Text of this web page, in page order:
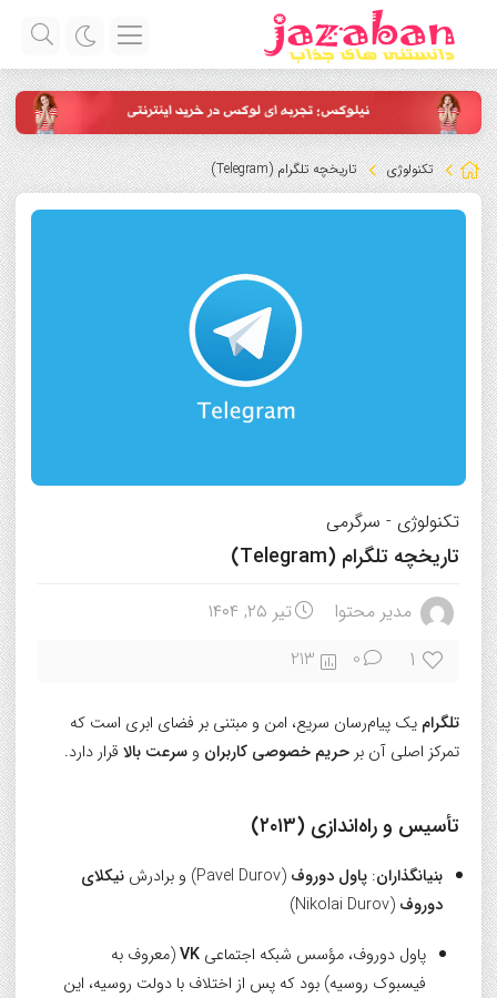
تکنولوژی تاریخچه تلگرام (Telegram)
تکنولوژی - سرگرمی
تاریخچه تلگرام (Telegram)
مدیر محتوا تیر ۲۵, ۱۴۰۴
1
0
213
تلگرام یک پیام‌رسان سریع، امن و مبتنی بر فضای ابری است که
تمرکز اصلی آن بر حریم خصوصی کاربران و سرعت بالا قرار دارد.
تأسیس و راه‌اندازی (۲۰۱۳)
بنیانگذاران: پاول دوروف (Pavel Durov) و برادرش
نیکلای
دوروف (Nikolai Durov)
پاول دوروف، مؤسس شبکه اجتماعی VK(معروف به
فیسبوک روسیه) بود که پس از اختلاف با دولت روسیه، این